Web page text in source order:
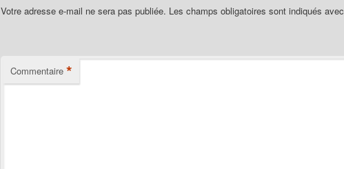
Votre adresse e-mail ne sera pas publiée. Les champs obligatoires sont indiqués avec
Commentaire *